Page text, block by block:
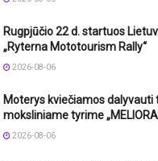
Rugpjūčio 22 d. startuos
„Ryterna Mototourism Rally“
2026-08-06
Moterys kviečiamos
moksliniame tyrime
2026-08-06